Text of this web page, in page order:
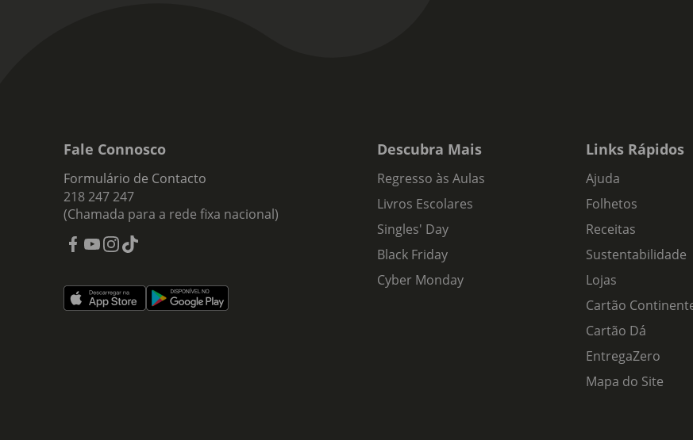
Fale Connosco
Formulário de Contacto
218 247 247
(Chamada para a rede fixa nacional)
Descubra Mais
Regresso às Aulas
Livros Escolares
Singles' Day
Black Friday
Cyber Monday
Links Rápidos
Ajuda
Folhetos
Receitas
Sustentabilidade
Lojas
Cartão
Cartão Dá
EntregaZero
Mapa do Site